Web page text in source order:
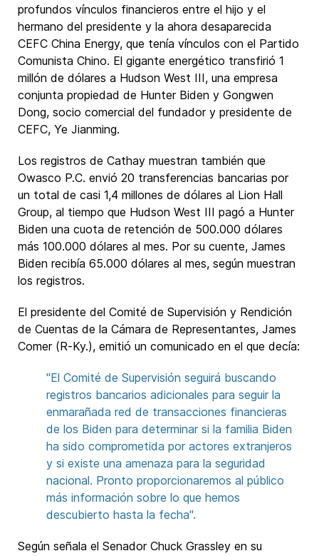
profundos vínculos financieros entre el hijo y el
hermano del presidente y la ahora desaparecida
CEFC China Energy, que tenía vínculos con el Partido
Comunista Chino. El gigante energético transfirió 1
millón de dólares a Hudson West III, una empresa
conjunta propiedad de Hunter Biden y Gongwen
Dong, socio comercial del fundador y presidente de
CEFC, Ye Jianming.
Los registros de Cathay muestran también que
Owasco P.C. envió 20 transferencias bancarias por
un total de casi 1,4 millones de dólares al Lion Hall
Group, al tiempo que Hudson West III pagó a Hunter
Biden una cuota de retención de 500.000 dólares
más 100.000 dólares al mes. Por su cuente, James
Biden recibía 65.000 dólares al mes, según muestran
los registros.
El presidente del Comité de Supervisión y Rendición
de Cuentas de la Cámara de Representantes, James
Comer (R-Ky.), emitió un comunicado en el que decía:
"El Comité de Supervisión seguirá buscando
registros bancarios adicionales para seguir la
enmarañada red de transacciones financieras
de los Biden para determinar si la familia Biden
ha sido comprometida por actores extranjeros
y si existe una amenaza para la seguridad
nacional. Pronto proporcionaremos al público
más información sobre lo que hemos
descubierto hasta la fecha".
Según señala el Senador Chuck Grassley en su